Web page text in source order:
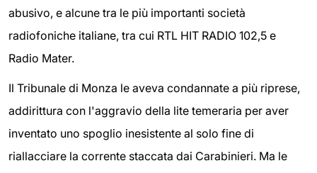
abusivo, e alcune tra le più importanti società
radiofoniche italiane, tra cui RTL HIT RADIO 102,5 e
Radio Mater.
Il Tribunale di Monza le aveva condannate a più riprese,
addirittura con l'aggravio della lite temeraria per aver
inventato uno spoglio inesistente al solo fine di
riallacciare la corrente staccata dai Carabinieri. Ma le